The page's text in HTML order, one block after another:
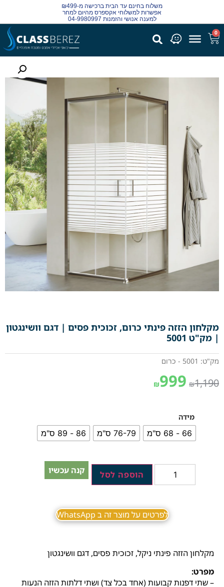
משלוח בחינם עד הבית ברכישה מ-₪499
אפשרות למשלוחי אקספרס מהיום למחר
למענה אנושי והזמנות 04-9980997
0
מקלחון הזזה פינתי כרום, זכוכית פסים | דגם וושינגטון
| מק"ט 5001
מק"ט: 5001 - כרום
₪1,190
₪999
מידה
66 - 68 ס"מ 76-79 ס"מ 86 - 89 ס"מ
קנה עכשיו הוספה לסל
לפרטים על מוצר זה ב WhatsApp
מקלחון הזזה פינתי ניקל, זכוכית פסים, דגם וושינגטון
מפרט: